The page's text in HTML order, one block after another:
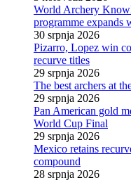
World Archery
programme expands
30 srpnja 2026
Pizarro, Lopez win
recurve titles
29 srpnja 2026
The best archers at
29 srpnja 2026
Pan American gold
World Cup Final
29 srpnja 2026
Mexico retains
compound
28 srpnja 2026